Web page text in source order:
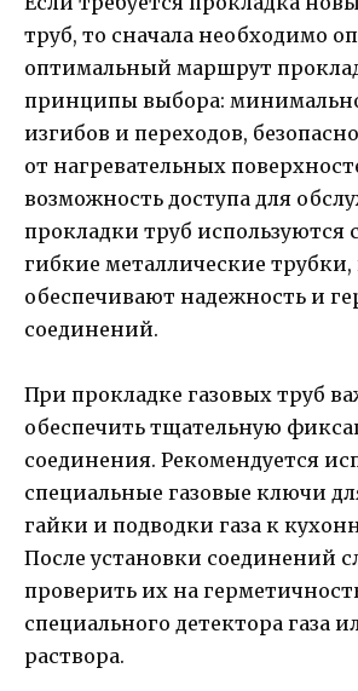
труб, то сначала необходимо
оптимальный маршрут
принципы выбора:
изгибов и переходов,
от нагревательных
возможность доступа для
прокладки труб используются
гибкие металлические
обеспечивают надежность и
соединений.
При прокладке газовых труб
обеспечить тщательную
соединения. Рекомендуется
специальные газовые ключи
гайки и подводки газа к
После установки соединений
проверить их на
специального детектора газа
раствора.